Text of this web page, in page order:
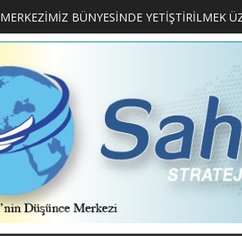
2. SASAM STRATEJİ ZİRVESİ KATILIMCILARI